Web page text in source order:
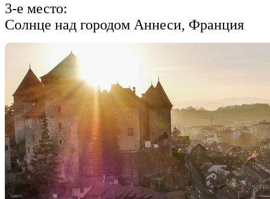
3-е место:
Солнце над городом Аннеси, Франция